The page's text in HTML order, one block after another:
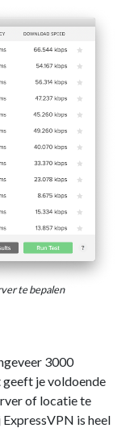
te bepalen
3000
geeft je voldoende
of locatie te
is heel